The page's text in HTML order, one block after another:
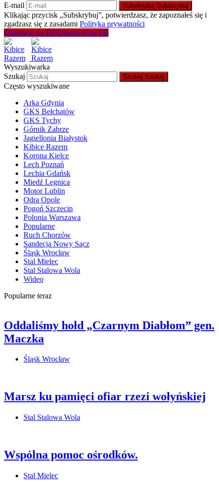
E-mail Subskrybuj Subskrybuj
Klikając przycisk „Subskrybuj”, potwierdzasz, że zapoznałeś się i
zgadzasz się z zasadami Polityka prywatności
Obserwuj na FB Obserwuj na FB
Wyszukiwarka
Szukaj
Szukaj Szukaj
Często wyszukiwane
Arka Gdynia
GKS Bełchatów
GKS Tychy
Górnik Zabrze
Jagiellonia Białystok
Kibice Razem
Korona Kielce
Lech Poznań
Lechia Gdańsk
Miedź Legnica
Motor Lublin
Odra Opole
Pogoń Szczecin
Polonia Warszawa
Popularne
Ruch Chorzów
Sandecja Nowy Sącz
Śląsk Wrocław
Stal Mielec
Stal Stalowa Wola
Wideo
Popularne teraz
Oddaliśmy hołd „Czarnym Diabłom” gen.
Maczka
Śląsk Wrocław
Marsz ku pamięci ofiar rzezi wołyńskiej
Stal Stalowa Wola
Wspólna pomoc ośrodków.
Stal Mielec